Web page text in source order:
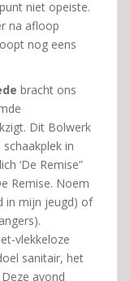
niet opeiste.
na afloop
nog eens
bracht ons
Dit Bolwerk
in
‘De Remise”
Remise. Noem
in mijn jeugd) of
vlekkeloze
sanitair, het
avond